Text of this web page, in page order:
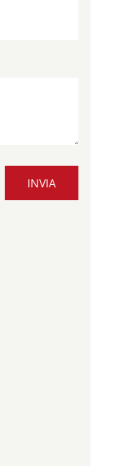
INVIA